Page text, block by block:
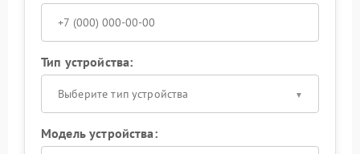
Тип устройства:
Выберите тип устройства
Модель устройства: